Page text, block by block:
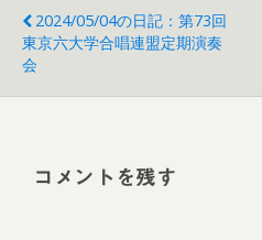
2024/05/04の日記：第73回
東京六大学合唱連盟定期演奏
会
コメントを残す